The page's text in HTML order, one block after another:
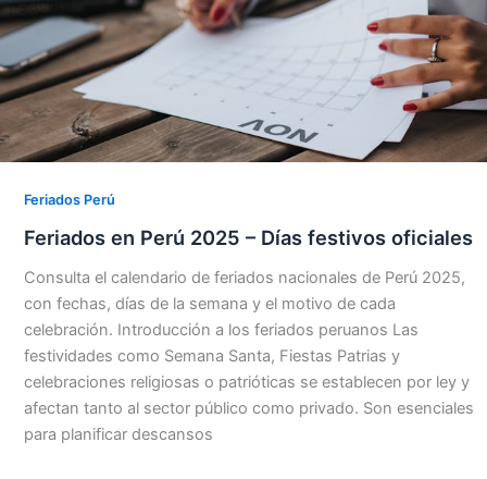
Feriados Perú
Feriados en Perú 2025 – Días festivos oficiales
Consulta el calendario de feriados nacionales de Perú 2025,
con fechas, días de la semana y el motivo de cada
celebración. Introducción a los feriados peruanos Las
festividades como Semana Santa, Fiestas Patrias y
celebraciones religiosas o patrióticas se establecen por ley y
afectan tanto al sector público como privado. Son esenciales
para planificar descansos